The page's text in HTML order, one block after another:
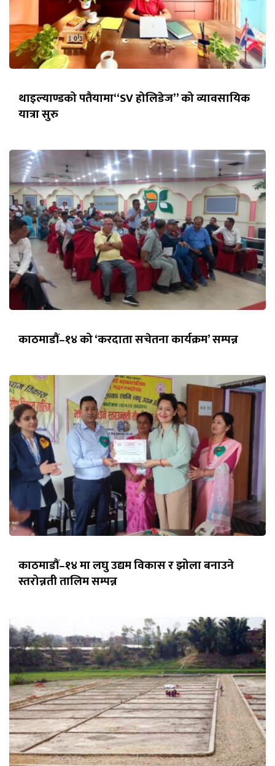
थाइल्याण्डको पतैयामा“SV होलिडेज” को व्यावसायिक
यात्रा सुरु
काठमाडौं–१४ को ‘करदाता सचेतना कार्यक्रम’ सम्पन्न
काठमाडौं–१४ मा लघु उद्यम विकास र झोला बनाउने
स्तरोन्नती तालिम सम्पन्न